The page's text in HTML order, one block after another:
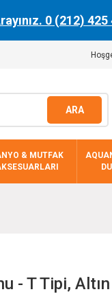
0 (212) 425
ARA
& MUTFAK
- T Tipi, Altın